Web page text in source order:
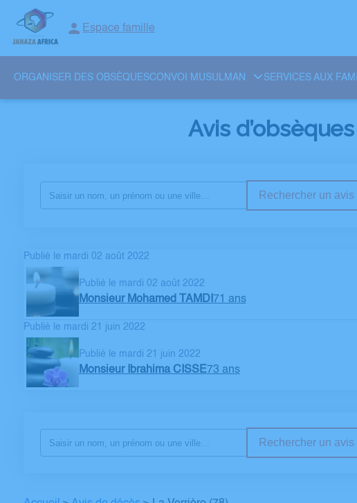
Espace famille
ORGANISER DES OBSÈQUESCONVOI MUSULMAN SERVICES AUX
Avis
Rechercher un avis
Publié le mardi 02 août 2022
Publié le mardi 02 août 2022
Monsieur Mohamed TAMDI 71 ans
Publié le mardi 21 juin 2022
Publié le mardi 21 juin 2022
Monsieur Ibrahima CISSE73 ans
Rechercher un avis